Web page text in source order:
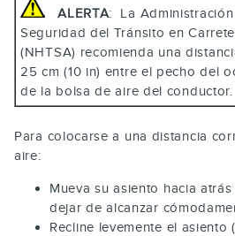
ALERTA: La
Seguridad del Tránsito en
(NHTSA) recomienda una
25 cm (10 in) entre el pecho del
de la bolsa de aire del conductor.
Para colocarse a una distancia
aire:
Mueva su asiento hacia
dejar de alcanzar
Recline levemente el